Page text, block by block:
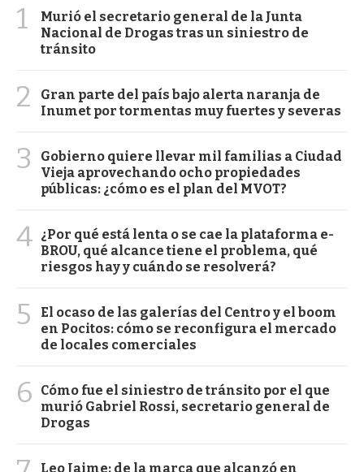
1
Murió el secretario general de la Junta
Nacional de Drogas tras un siniestro de
tránsito
2
Gran parte del país bajo alerta naranja de
Inumet por tormentas muy fuertes y severas
3
Gobierno quiere llevar mil familias a Ciudad
Vieja aprovechando ocho propiedades
públicas: ¿cómo es el plan del MVOT?
4 ¿Por qué está lenta o se cae la plataforma e-
BROU, qué alcance tiene el problema, qué
riesgos hay y cuándo se resolverá?
5
El ocaso de las galerías del Centro y el boom
en Pocitos: cómo se reconfigura el mercado
de locales comerciales
6
Cómo fue el siniestro de tránsito por el que
murió Gabriel Rossi, secretario general de
Drogas
Leo Jaime: de la marca que alcanzó en